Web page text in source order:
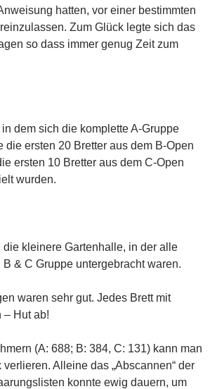
hatten, vor einer bestimmten
Zum Glück legte sich das
so dass immer genug Zeit zum
dem sich die komplette A-Gruppe
die ersten 20 Bretter aus dem B-Open
ersten 10 Bretter aus dem C-Open
wurden.
kleinere Gartenhalle, in der alle
& C Gruppe untergebracht waren.
waren sehr gut. Jedes Brett mit
– Hut ab!
(A: 688; B: 384, C: 131) kann man
Alleine das „Abscannen“ der
konnte ewig dauern, um